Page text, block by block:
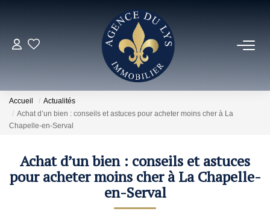
ACHETER
Louer
NOS VENDUS
ESTIMER
Accueil
Actualités
Achat d’un bien : conseils et astuces pour acheter moins cher à La
Chapelle-en-Serval
Achat d’un bien : conseils et astuces
pour acheter moins cher à La Chapelle-
en-Serval